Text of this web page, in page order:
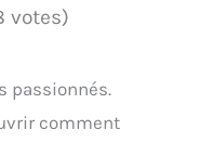
votes)
passionnés.
comment